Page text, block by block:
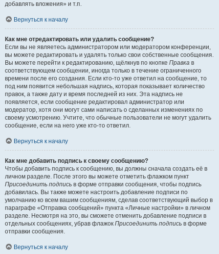
добавлять вложения» и т.п.
Вернуться к началу
Как мне отредактировать или удалить сообщение?
Если вы не являетесь администратором или модератором конференции,
вы можете редактировать и удалять только свои собственные сообщения.
Вы можете перейти к редактированию, щёлкнув по кнопке Правка в
соответствующем сообщении, иногда только в течение ограниченного
времени после его создания. Если кто-то уже ответил на сообщение, то
под ним появится небольшая надпись, которая показывает количество
правок, а также дату и время последней из них. Эта надпись не
появляется, если сообщение редактировал администратор или
модератор, хотя они могут сами написать о сделанных изменениях по
своему усмотрению. Учтите, что обычные пользователи не могут удалить
сообщение, если на него уже кто-то ответил.
Вернуться к началу
Как мне добавить подпись к своему сообщению?
Чтобы добавить подпись к сообщению, вы должны сначала создать её в
личном разделе. После этого вы можете отметить флажком пункт
Присоединить подпись в форме отправки сообщения, чтобы подпись
добавилась. Вы также можете настроить добавление подписи по
умолчанию ко всем вашим сообщениям, сделав соответствующий выбор в
параграфе «Отправка сообщений» пункта «Личные настройки» в личном
разделе. Несмотря на это, вы сможете отменить добавление подписи в
отдельных сообщениях, убрав флажок Присоединить подпись в форме
отправки сообщения.
Вернуться к началу